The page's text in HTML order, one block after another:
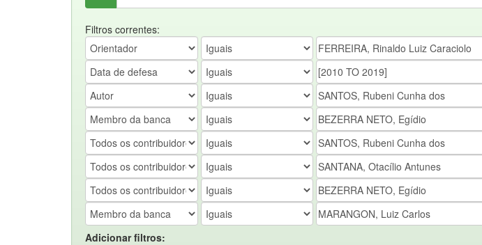
Filtros correntes:
Adicionar filtros: